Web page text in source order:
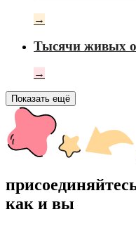
→
Тысячи живых
→
Показать ещё
как и вы